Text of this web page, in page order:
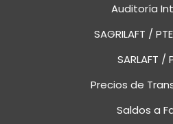
Auditoría
SAGRILAFT /
SARLAFT /
Precios de
Saldos a